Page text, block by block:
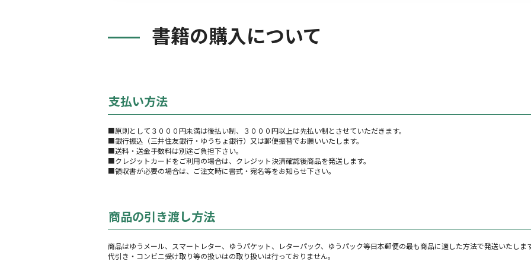
書籍の購入について
支払い方法
■原則として３０００円未満は後払い制、３０００円以上は先払い制とさせていただきます。
■銀行振込（三井住友銀行・ゆうちょ銀行）又は郵便振替でお願いいたします。
■送料・送金手数料は別途ご負担下さい。
■クレジットカードをご利用の場合は、クレジット決済確認後商品を発送します。
■領収書が必要の場合は、ご注文時に書式・宛名等をお知らせ下さい。
商品の引き渡し方法
商品はゆうメール、スマートレター、ゆうパケット、レターパック、ゆうパック等日本郵便の最も商品に適した方法で発送いたしま
代引き・コンビニ受け取り等の扱いはの取り扱いは行っておりません。